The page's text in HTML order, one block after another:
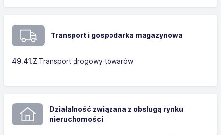
Transport i gospodarka magazynowa
49.41.Z Transport drogowy towarów
Działalność związana z obsługą rynku
nieruchomości